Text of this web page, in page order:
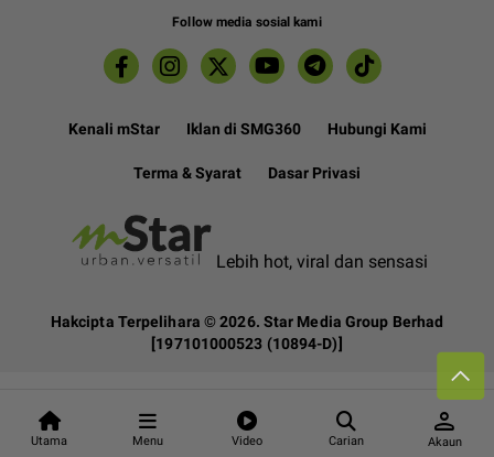
Utama Menu Video Carian
person
Akaun
Follow media sosial kami
Kenali mStar Iklan di SMG360 Hubungi Kami
Terma & Syarat Dasar Privasi
Lebih hot, viral dan sensasi
Hakcipta Terpelihara ©2026. Star Media Group Berhad
[197101000523 (10894-D)]